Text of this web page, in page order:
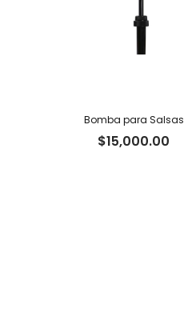
Bomba para Salsas
$15,000.00